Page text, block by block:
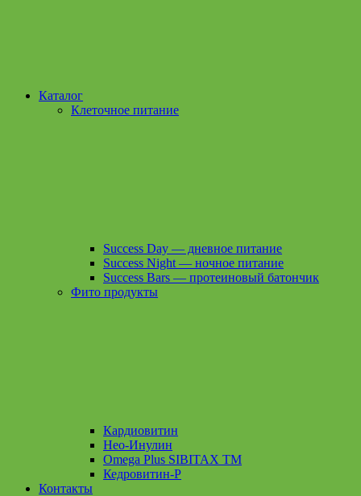
Каталог
Клеточное питание
Success Day — дневное питание
Success Night — ночное питание
Success Bars — протеиновый батончик
Фито продукты
Кардиовитин
Нео-Инулин
Omega Plus SIBITAX TM
Кедровитин-P
Контакты